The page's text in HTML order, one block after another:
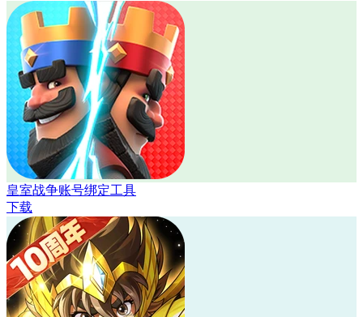
皇室战争账号绑定工具
下载